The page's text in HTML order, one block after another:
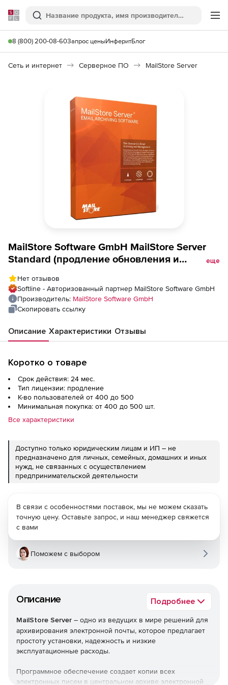
Softline
Поиск
8 (800) 200-08-60Запрос ценыИнферитБлог
Сеть и интернет Серверное ПО MailStore Server
MailStore Software GmbH MailStore Server
Standard (продление обновления и
года
еще
Нет отзывов
Softline - Авторизованный партнер MailStore Software GmbH
Производитель: MailStore Software GmbH
Скопировать ссылку
Описание Характеристики Отзывы
Коротко о товаре
Срок действия: 24 мес.
Тип лицензии: продление
К-во пользователей от 400 до 500
Минимальная покупка: от 400 до 500 шт.
Все характеристики
Доступно только юридическим лицам и ИП – не
предназначено для личных, семейных, домашних и иных
нужд, не связанных с осуществлением
предпринимательской деятельности
Описание Подробнее
MailStore Server – одно из ведущих в мире решений для
архивирования электронной почты, которое предлагает
простоту установки, надежность и низкие
эксплуатационные расходы.
Программное обеспечение создает копии всех
электронных писем в центральном архиве электронной
В связи с особенностями поставок, мы не можем сказать
точную цену. Оставьте запрос, и наш менеджер свяжется
с вами
Поможем с выбором